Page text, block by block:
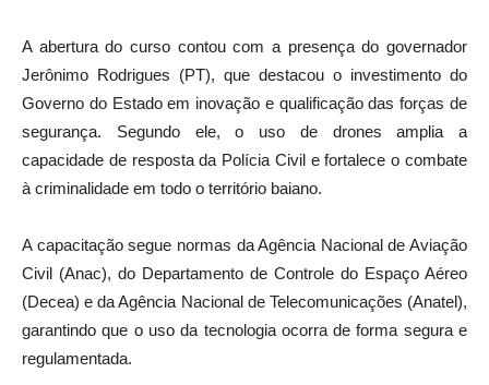
A abertura do curso contou com a presença do governador
Jerônimo Rodrigues (PT), que destacou o investimento do
Governo do Estado em inovação e qualificação das forças de
segurança. Segundo ele, o uso de drones amplia a
capacidade de resposta da Polícia Civil e fortalece o combate
à criminalidade em todo o território baiano.
A capacitação segue normas da Agência Nacional de Aviação
Civil (Anac), do Departamento de Controle do Espaço Aéreo
(Decea) e da Agência Nacional de Telecomunicações (Anatel),
garantindo que o uso da tecnologia ocorra de forma segura e
regulamentada.